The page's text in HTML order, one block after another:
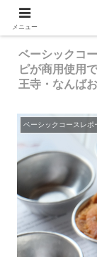
ベーシックコ
ピが商用使用
王寺・なんば
ベーシックコースレポ
メニュー